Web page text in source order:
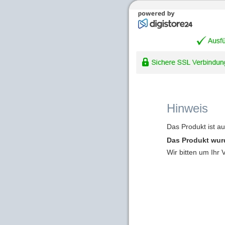
Hinweis
Das Produkt ist
Das Produkt
Wir bitten um Ihr